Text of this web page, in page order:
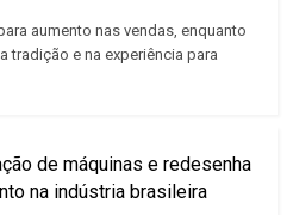
aumento nas vendas, enquanto
tradição e na experiência para
de máquinas e redesenha
na indústria brasileira